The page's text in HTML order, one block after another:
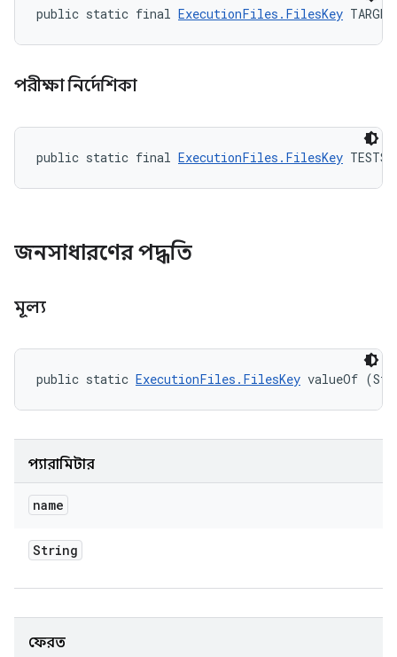
public static final ExecutionFiles.FilesKey
পরীক্ষা নির্দেশিকা
public static final ExecutionFiles.FilesKey
জনসাধারণের পদ্ধতি
মূল্য
public static ExecutionFiles.FilesKey valueOf
প্যারামিটার
name
String
ফেরত